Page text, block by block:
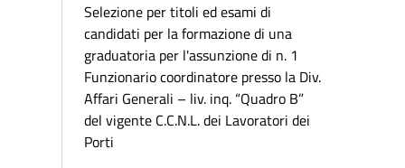
Selezione per titoli ed esami di
candidati per la formazione di una
graduatoria per l'assunzione di n. 1
Funzionario coordinatore presso la Div.
Affari Generali – liv. inq. “Quadro B”
del vigente C.C.N.L. dei Lavoratori dei
Porti